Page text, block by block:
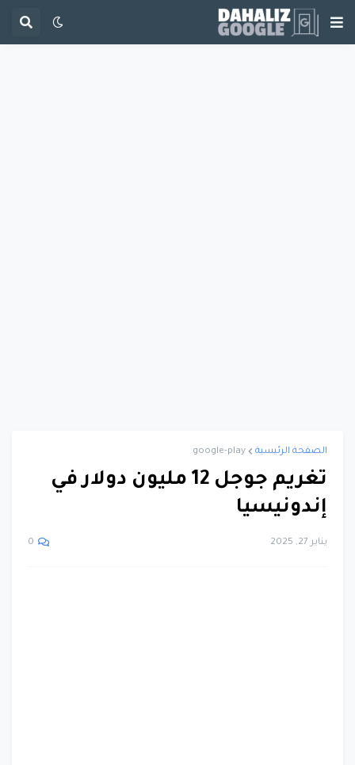
الصفحة الرئيسية google-play
تغريم جوجل 12 مليون دولار في
إندونيسيا
يناير 27, 2025 0